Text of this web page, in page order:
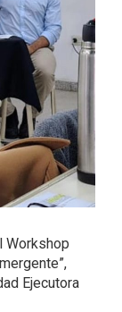
Workshop
Ejecutora